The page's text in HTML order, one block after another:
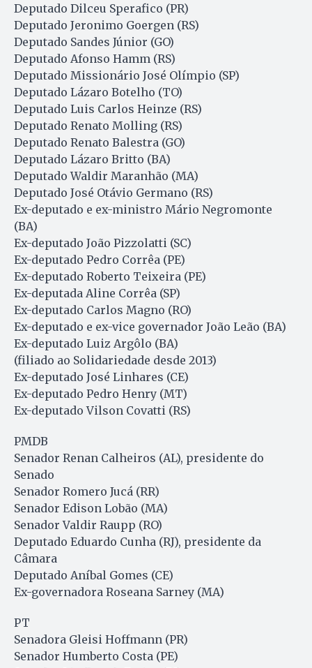
Deputado Dilceu Sperafico (PR)
Deputado Jeronimo Goergen (RS)
Deputado Sandes Júnior (GO)
Deputado Afonso Hamm (RS)
Deputado Missionário José Olímpio (SP)
Deputado Lázaro Botelho (TO)
Deputado Luis Carlos Heinze (RS)
Deputado Renato Molling (RS)
Deputado Renato Balestra (GO)
Deputado Lázaro Britto (BA)
Deputado Waldir Maranhão (MA)
Deputado José Otávio Germano (RS)
Ex-deputado e ex-ministro Mário Negromonte
(BA)
Ex-deputado João Pizzolatti (SC)
Ex-deputado Pedro Corrêa (PE)
Ex-deputado Roberto Teixeira (PE)
Ex-deputada Aline Corrêa (SP)
Ex-deputado Carlos Magno (RO)
Ex-deputado e ex-vice governador João Leão (BA)
Ex-deputado Luiz Argôlo (BA)
(filiado ao Solidariedade desde 2013)
Ex-deputado José Linhares (CE)
Ex-deputado Pedro Henry (MT)
Ex-deputado Vilson Covatti (RS)
PMDB
Senador Renan Calheiros (AL), presidente do
Senado
Senador Romero Jucá (RR)
Senador Edison Lobão (MA)
Senador Valdir Raupp (RO)
Deputado Eduardo Cunha (RJ), presidente da
Câmara
Deputado Aníbal Gomes (CE)
Ex-governadora Roseana Sarney (MA)
PT
Senadora Gleisi Hoffmann (PR)
Senador Humberto Costa (PE)